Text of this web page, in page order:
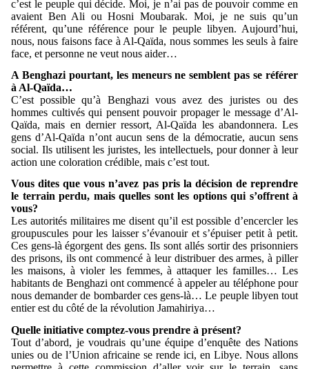
c’est le peuple qui décide. Moi, je n’ai pas de pouvoir comme en
avaient Ben Ali ou Hosni Moubarak. Moi, je ne suis qu’un
référent, qu’une référence pour le peuple libyen. Aujourd’hui,
nous, nous faisons face à Al-Qaïda, nous sommes les seuls à faire
face, et personne ne veut nous aider…
A Benghazi pourtant, les meneurs ne semblent pas se référer
à Al-Qaïda…
C’est possible qu’à Benghazi vous avez des juristes ou des
hommes cultivés qui pensent pouvoir propager le message d’Al-
Qaïda, mais en dernier ressort, Al-Qaïda les abandonnera. Les
gens d’Al-Qaïda n’ont aucun sens de la démocratie, aucun sens
social. Ils utilisent les juristes, les intellectuels, pour donner à leur
action une coloration crédible, mais c’est tout.
Vous dites que vous n’avez pas pris la décision de reprendre
le terrain perdu, mais quelles sont les options qui s’offrent à
vous?
Les autorités militaires me disent qu’il est possible d’encercler les
groupuscules pour les laisser s’évanouir et s’épuiser petit à petit.
Ces gens-là égorgent des gens. Ils sont allés sortir des prisonniers
des prisons, ils ont commencé à leur distribuer des armes, à piller
les maisons, à violer les femmes, à attaquer les familles… Les
habitants de Benghazi ont commencé à appeler au téléphone pour
nous demander de bombarder ces gens-là… Le peuple libyen tout
entier est du côté de la révolution Jamahiriya…
Quelle initiative comptez-vous prendre à présent?
Tout d’abord, je voudrais qu’une équipe d’enquête des Nations
unies ou de l’Union africaine se rende ici, en Libye. Nous allons